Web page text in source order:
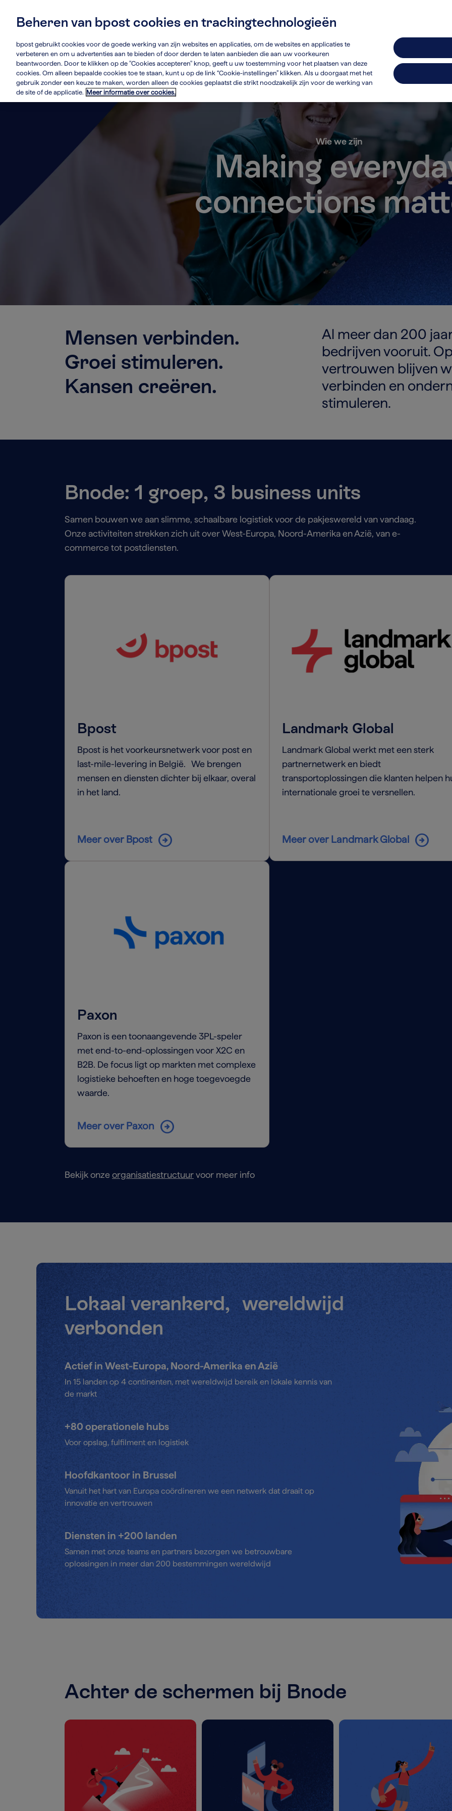
navigation
Duurzaamheid Investeerders
Wie we zijn
Making
connections
Mensen verbinden.
Groei stimuleren.
Kansen creëren.
Al meer dan 200
bedrijven vooruit.
vertrouwen blijven
verbinden en
stimuleren.
Bnode: 1 groep, 3 business units
Samen bouwen we aan slimme, schaalbare logistiek voor de pakjeswereld van vandaag.
Onze activiteiten strekken zich uit over West-Europa, Noord-Amerika en Azië, van e-
commerce tot postdiensten.
Bpost
Bpost is het voorkeursnetwerk voor post en
last-mile-levering in België. We brengen
mensen en diensten dichter bij elkaar, overal
in het land.
Meer over Bpost arrow_circle_right
Landmark Global
Landmark Global werkt met een sterk
partnernetwerk en biedt
transportoplossingen die klanten helpen
internationale groei te versnellen.
Meer over Landmark Global arrow_circle_right
Paxon
Paxon is een toonaangevende 3PL-speler
met end-to-end-oplossingen voor X2C en
B2B. De focus ligt op markten met complexe
logistieke behoeften en hoge toegevoegde
waarde.
Meer over Paxon arrow_circle_right
Bekijk onze organisatiestructuurvoor meer info
Lokaal verankerd, wereldwijd
verbonden
Actief in West-Europa, Noord-Amerika en Azië
In 15 landen op 4 continenten, met wereldwijd bereik en lokale kennis van
de markt
+80 operationele hubs
Voor opslag, fulfilment en logistiek
Hoofdkantoor in Brussel
Vanuit het hart van Europa coördineren we een netwerk dat draait op
innovatie en vertrouwen
Diensten in +200 landen
Samen met onze teams en partners bezorgen we betrouwbare
oplossingen in meer dan 200 bestemmingen wereldwijd
Achter de schermen bij Bnode
Beheren van bpost cookies en trackingtechnologieën
bpost gebruikt cookies voor de goede werking van zijn websites en applicaties, om de websites en applicaties te
verbeteren en om u advertenties aan te bieden of door derden te laten aanbieden die aan uw voorkeuren
beantwoorden. Door te klikken op de "Cookies accepteren" knop, geeft u uw toestemming voor het plaatsen van deze
cookies. Om alleen bepaalde cookies toe te staan, kunt u op de link “Cookie-instellingen” klikken. Als u doorgaat met het
gebruik zonder een keuze te maken, worden alleen de cookies geplaatst die strikt noodzakelijk zijn voor de werking van
de site of de applicatie. Meer informatie over cookies.